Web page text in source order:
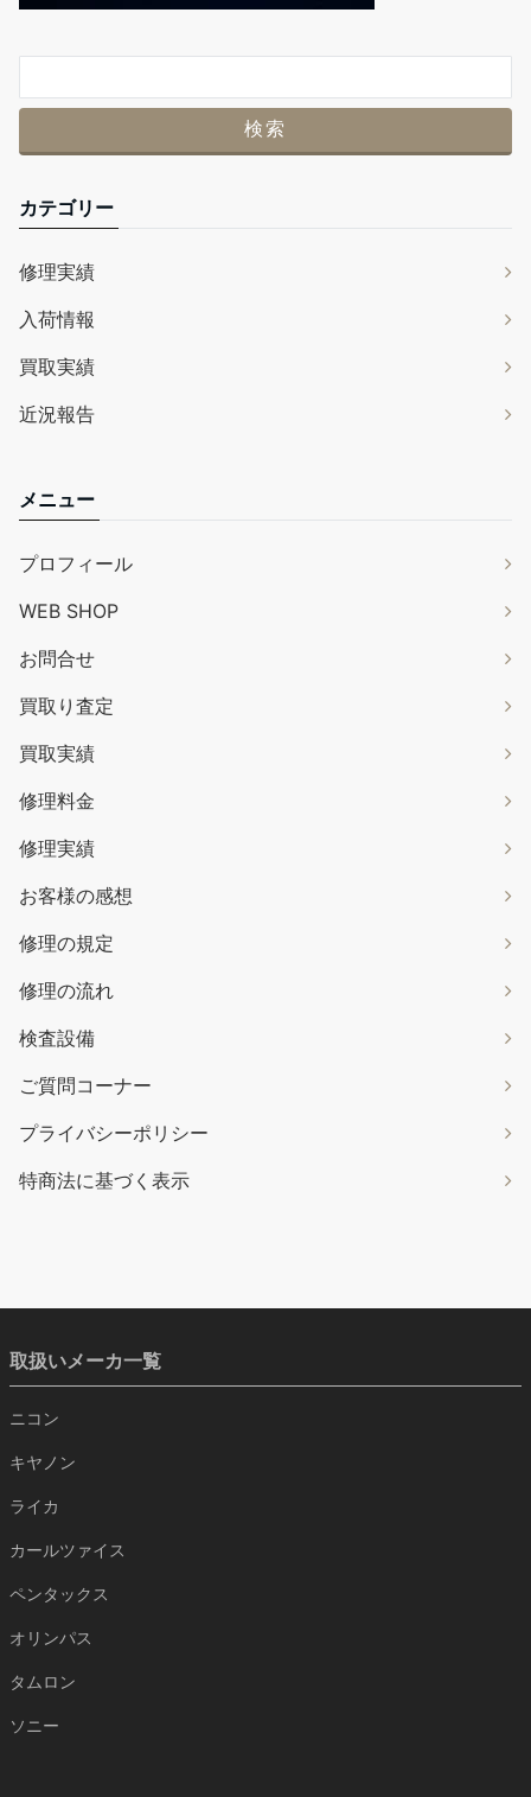
カテゴリー
修理実績
入荷情報
買取実績
近況報告
メニュー
プロフィール
WEB SHOP
お問合せ
買取り査定
買取実績
修理料金
修理実績
お客様の感想
修理の規定
修理の流れ
検査設備
ご質問コーナー
プライバシーポリシー
特商法に基づく表示
取扱いメーカ一覧
ニコン
キヤノン
ライカ
カールツァイス
ペンタックス
オリンパス
タムロン
ソニー